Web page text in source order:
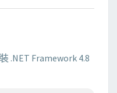
.NET Framework 4.8